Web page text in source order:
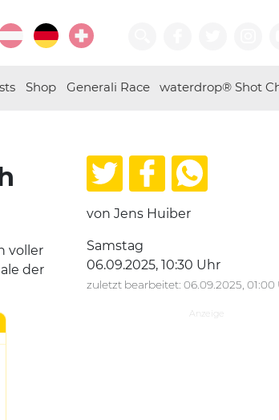
Shop Generali Race waterdrop® Shot
voller
der
von Jens Huiber
Samstag
06.09.2025, 10:30 Uhr
zuletzt bearbeitet: 06.09.2025, 01:00